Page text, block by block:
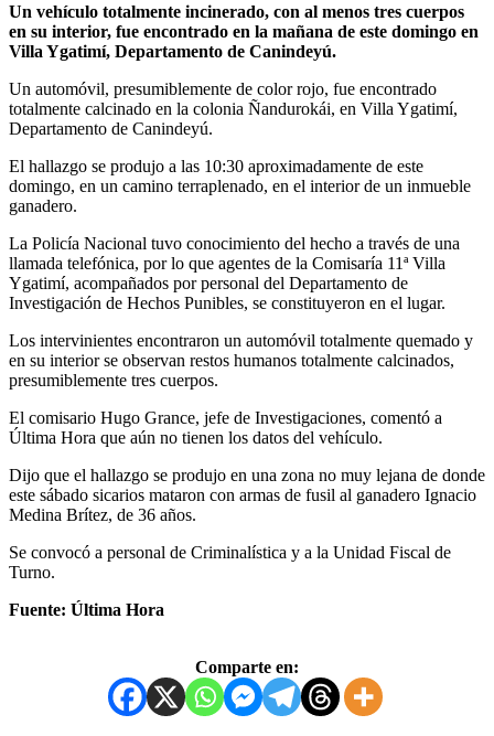
Un vehículo totalmente incinerado, con al menos tres cuerpos
en su interior, fue encontrado en la mañana de este domingo en
Villa Ygatimí, Departamento de Canindeyú.
Un automóvil, presumiblemente de color rojo, fue encontrado
totalmente calcinado en la colonia Ñandurokái, en Villa Ygatimí,
Departamento de Canindeyú.
El hallazgo se produjo a las 10:30 aproximadamente de este
domingo, en un camino terraplenado, en el interior de un inmueble
ganadero.
La Policía Nacional tuvo conocimiento del hecho a través de una
llamada telefónica, por lo que agentes de la Comisaría 11ª Villa
Ygatimí, acompañados por personal del Departamento de
Investigación de Hechos Punibles, se constituyeron en el lugar.
Los intervinientes encontraron un automóvil totalmente quemado y
en su interior se observan restos humanos totalmente calcinados,
presumiblemente tres cuerpos.
El comisario Hugo Grance, jefe de Investigaciones, comentó a
Última Hora que aún no tienen los datos del vehículo.
Dijo que el hallazgo se produjo en una zona no muy lejana de donde
este sábado sicarios mataron con armas de fusil al ganadero Ignacio
Medina Brítez, de 36 años.
Se convocó a personal de Criminalística y a la Unidad Fiscal de
Turno.
Fuente: Última Hora
Comparte en: